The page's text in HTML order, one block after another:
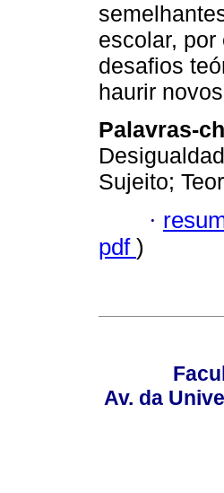
escolar,
desafios
haurir
Palavras-
Sujeito;
·
pdf )
Av. da